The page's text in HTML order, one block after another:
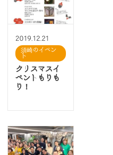
2019.12.21
須崎のイベン
ト
クリスマスイ
ベントもりも
り！